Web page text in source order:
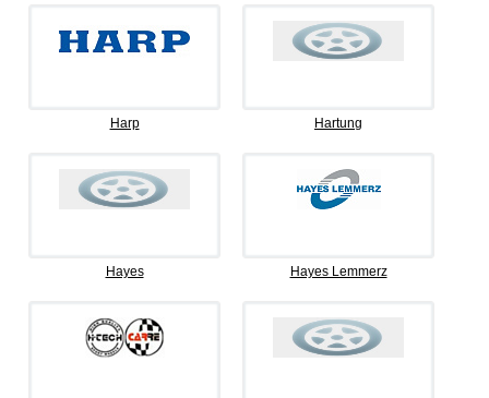
Harp Hartung
Hayes Hayes Lemmerz